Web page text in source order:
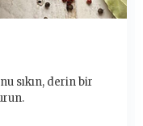
sıkın, derin bir